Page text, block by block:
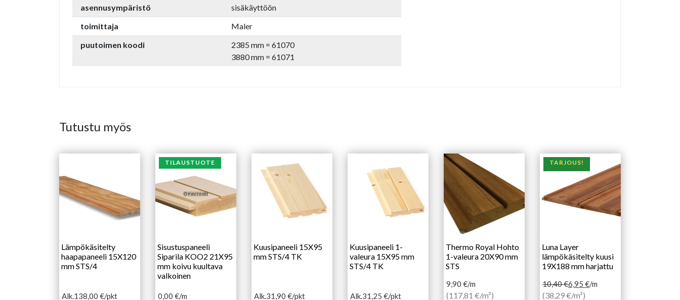
asennusympäristö
sisäkäyttöön
toimittaja
Maler
puutoimen koodi
2385 mm = 61070
3880 mm = 61071
Tutustu myös
Lämpökäsitelty
haapapaneeli 15X120
mm STS/4
Alk. 138,00 €/pkt
Sisustuspaneeli
Siparila KOO2 21X95
mm koivu kuultava
valkoinen
0,00 €/m
TILAUSTUOTE
Kuusipaneeli 15X95
mm STS/4 TK
Alk. 31,90 €/pkt
Kuusipaneeli 1-
valeura 15X95 mm
STS/4 TK
Alk. 31,25 €/pkt
Thermo Royal Hohto
1-valeura 20X90 mm
STS
9,90 €/m
(117,81 €/m²)
TARJOUS!
Luna Layer
lämpökäsitelty kuusi
19X188 mm harjattu
10,40€
Alkuperäinen
6,95 €
Nykyinen
/m
(38,29 €/m²)